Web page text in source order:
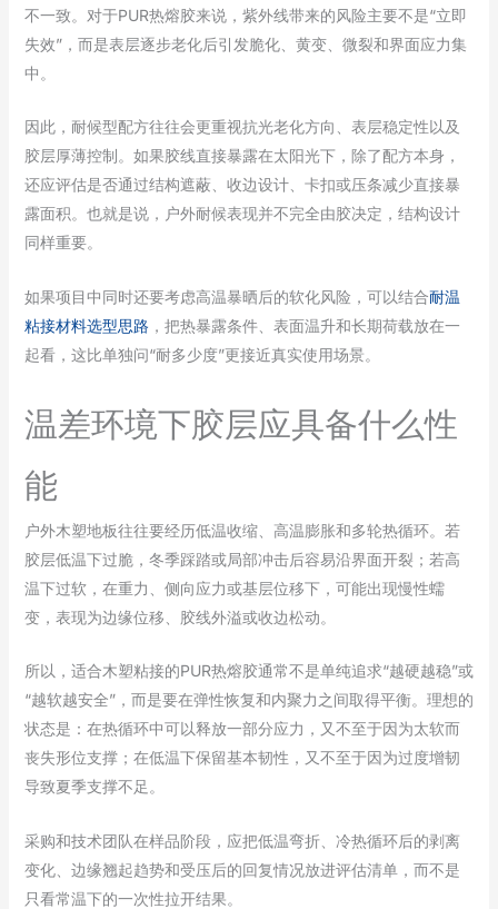
不一致。对于PUR热熔胶来说，紫外线带来的风险主要不是“立即
失效”，而是表层逐步老化后引发脆化、黄变、微裂和界面应力集
中。
因此，耐候型配方往往会更重视抗光老化方向、表层稳定性以及
胶层厚薄控制。如果胶线直接暴露在太阳光下，除了配方本身，
还应评估是否通过结构遮蔽、收边设计、卡扣或压条减少直接暴
露面积。也就是说，户外耐候表现并不完全由胶决定，结构设计
同样重要。
如果项目中同时还要考虑高温暴晒后的软化风险，可以结合耐温
粘接材料选型思路 ，把热暴露条件、表面温升和长期荷载放在一
起看，这比单独问“耐多少度”更接近真实使用场景。
温差环境下胶层应具备什么性
能
户外木塑地板往往要经历低温收缩、高温膨胀和多轮热循环。若
胶层低温下过脆，冬季踩踏或局部冲击后容易沿界面开裂；若高
温下过软，在重力、侧向应力或基层位移下，可能出现慢性蠕
变，表现为边缘位移、胶线外溢或收边松动。
所以，适合木塑粘接的PUR热熔胶通常不是单纯追求“越硬越稳”或
“越软越安全”，而是要在弹性恢复和内聚力之间取得平衡。理想的
状态是：在热循环中可以释放一部分应力，又不至于因为太软而
丧失形位支撑；在低温下保留基本韧性，又不至于因为过度增韧
导致夏季支撑不足。
采购和技术团队在样品阶段，应把低温弯折、冷热循环后的剥离
变化、边缘翘起趋势和受压后的回复情况放进评估清单，而不是
只看常温下的一次性拉开结果。